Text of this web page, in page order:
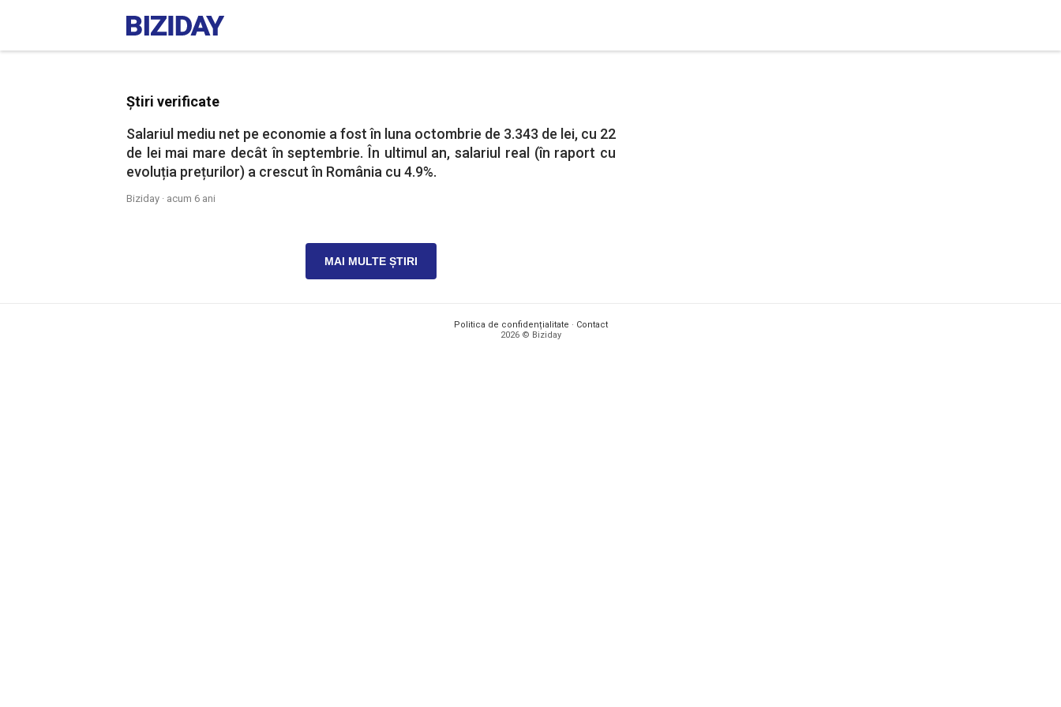
Știri verificate
Salariul mediu net pe economie a fost în luna octombrie de 3.343 de lei, cu 22
de lei mai mare decât în septembrie. În ultimul an, salariul real (în raport cu
evoluția prețurilor) a crescut în România cu 4.9%.
Biziday · acum 6 ani
MAI MULTE ȘTIRI
Politica de confidențialitate · Contact
2026 © Biziday